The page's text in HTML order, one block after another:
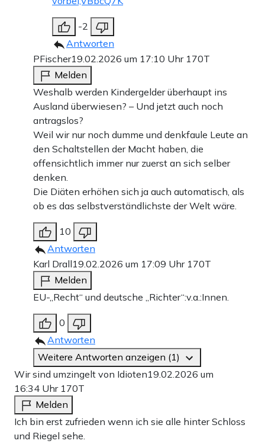
-2
Antworten
PFischer19.02.2026 um 17:10 Uhr 170T
Melden
Weshalb werden Kindergelder überhaupt ins
Ausland überwiesen? – Und jetzt auch noch
antragslos?
Weil wir nur noch dumme und denkfaule Leute an
den Schaltstellen der Macht haben, die
offensichtlich immer nur zuerst an sich selber
denken.
Die Diäten erhöhen sich ja auch automatisch, als
ob es das selbstverständlichste der Welt wäre.
10
Antworten
Karl Drall19.02.2026 um 17:09 Uhr 170T
Melden
EU-„Recht“ und deutsche „Richter“:v.a.:Innen.
0
Antworten
Weitere Antworten anzeigen (1)
Wir sind umzingelt von Idioten19.02.2026 um
16:34 Uhr 170T
Melden
Ich bin erst zufrieden wenn ich sie alle hinter Schloss
und Riegel sehe.